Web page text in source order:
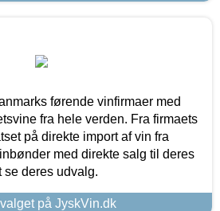
førende vinfirmaer med
fra hele verden. Fra firmaets
på direkte import af vin fra
med direkte salg til deres
se deres udvalg.
på JyskVin.dk